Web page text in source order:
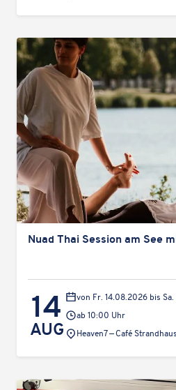
Nuad Thai Session am See
14
AUG
von Fr. 14.08.2026 bis
ab 10:00 Uhr
Veranstaltungsort:
Heaven7 — Café